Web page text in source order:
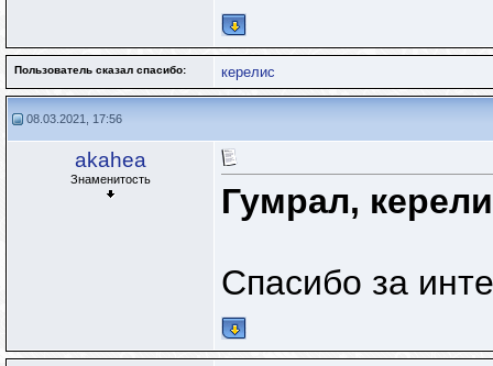
Пользователь сказал cпасибо: керелис
08.03.2021, 17:56
akahea
Знаменитость
Гумрал,
Спасибо за